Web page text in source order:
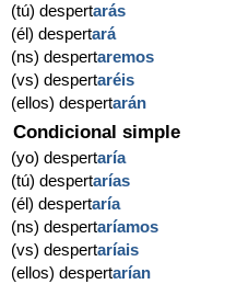
(tú) despertarás
(él) despertará
(ns) despertaremos
(vs) despertaréis
(ellos) despertarán
Condicional simple
(yo) despertaría
(tú) despertarías
(él) despertaría
(ns) despertaríamos
(vs) despertaríais
(ellos) despertarían